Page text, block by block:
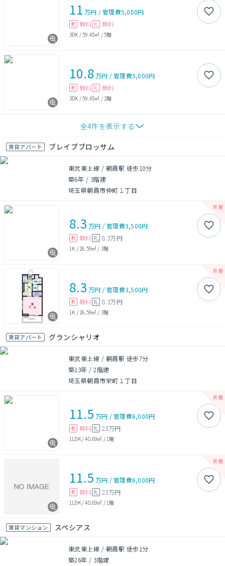
11 万円 /管理費5,000円
敷 無料 礼 無料
3DK /59.45㎡ /5階
10.8万円 /管理費5,000円
敷 無料 礼 無料
3DK /59.45㎡ / 2階
全4件を表示する
賃貸アパート ブレイブブロッサム
東武東上線 / 朝霞駅 徒歩10分
築6年 / 3階建
埼玉県朝霞市仲町１丁目
8.3 万円 /管理費3,500円
敷 無料 礼 8.3万円
1K / 26.59㎡ / 3階
8.3 万円 /管理費3,500円
敷 無料 礼 8.3万円
1K / 26.59㎡ / 3階
賃貸アパート グランシャリオ
東武東上線 / 朝霞駅 徒歩7分
築13年 /2階建
埼玉県朝霞市栄町１丁目
11.5 万円 /管理費6,000円
敷 無料 礼 23万円
1LDK/40.69㎡ / 1階
11.5 万円 /管理費6,000円
敷 無料 礼 23万円
1LDK/40.69㎡ / 1階
賃貸マンション スペシアス
東武東上線 / 朝霞駅 徒歩1分
築26年 / 3階建